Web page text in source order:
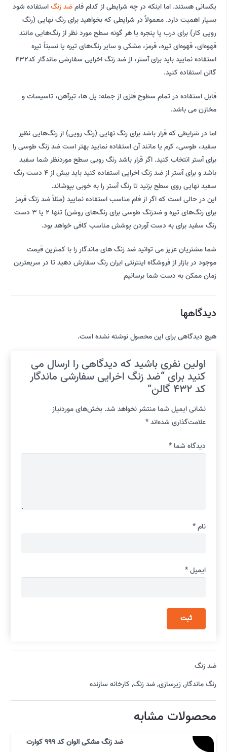
یکسانی هستند. اما اینکه در چه شرایطی از کدام فامضد زنگاستفاده شود
بسیار اهمیت دارد. معمولاً در شرایطی که بخواهید برای رنگ نهایی (رنگ
رویی کار) برای درب یا پنجره یا هر گونه سطح مورد نظر از رنگ‌هایی مانند
قهوه‌ای، قهوه‌ای تیره، قرمز، مشکی و سایر رنگ‌های تیره یا نسبتاً تیره
استفاده نمایید باید برای آستر، از ضد زنگ اخرایی سفارشی ماندگار کد432
گالن استفاده کنید.
قابل استفاده در تمام سطوح فلزی از جمله: پل ها، تیرآهن، تاسیسات و
مخازن می باشد.
اما در شرایطی که قرار باشد برای رنگ نهایی (رنگ رویی) از رنگ‌هایی نظیر
سفید، طوسی، کرم یا مانند آن استفاده نمایید بهتر است ضد زنگ طوسی را
برای آستر انتخاب کنید. اگر قرار باشد رنگ رویی سطح موردنظر شما سفید
باشد و برای آستر از ضد زنگ اخرایی استفاده کنید باید بیش از 4 دست رنگ
سفید نهایی روی سطح بزنید تا رنگ آستر را به خوبی بپوشاند.
این در حالی است که اگر از فام مناسب استفاده نمایید (مثلاً ضد زنگ قرمز
برای رنگ‌های تیره و ضدزنگ طوسی برای رنگ‌های روشن) تنها 2 یا 3 دست
رنگ سفید برای به دست آوردن پوشش مناسب کافی خواهد بود.
شما مشتریان عزیز می توانید ضد زنگ های ماندگار را با کمترین قیمت
موجود در بازار از فروشگاه اینترنتی ایران رنگ سفارش دهید تا در سریعترین
زمان ممکن به دست شما برسانیم
دیدگاهها
هیچ دیدگاهی برای این محصول نوشته نشده است.
اولین نفری باشید که دیدگاهی را ارسال می
کنید برای “ضد زنگ اخرایی سفارشی ماندگار
کد 432 گالن”
نشانی ایمیل شما منتشر نخواهد شد. بخش‌های موردنیاز
علامت‌گذاری شده‌اند*
دیدگاه شما *
نام*
ایمیل*
ضد زنگ
رنگ ماندگار,زیرسازی,ضد زنگ, کارخانه سازنده
محصولات مشابه
ضد زنگ مشکی الوان کد 999 کوارت